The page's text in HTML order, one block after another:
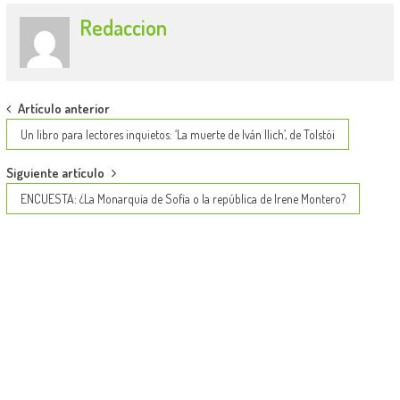
Redaccion
Post
navigation
Artículo anterior
Un libro para lectores inquietos: ‘La muerte de Iván Ilich’, de Tolstói
Siguiente artículo
ENCUESTA: ¿La Monarquía de Sofía o la república de Irene Montero?